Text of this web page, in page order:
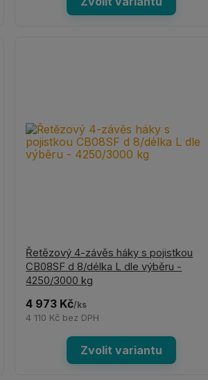
Řetězový 4-závěs háky s pojistkou
CB08SF d 8/délka L dle výběru -
4250/3000 kg
4 973 Kč/ks
4 110 Kč bez DPH
Zvolit variantu